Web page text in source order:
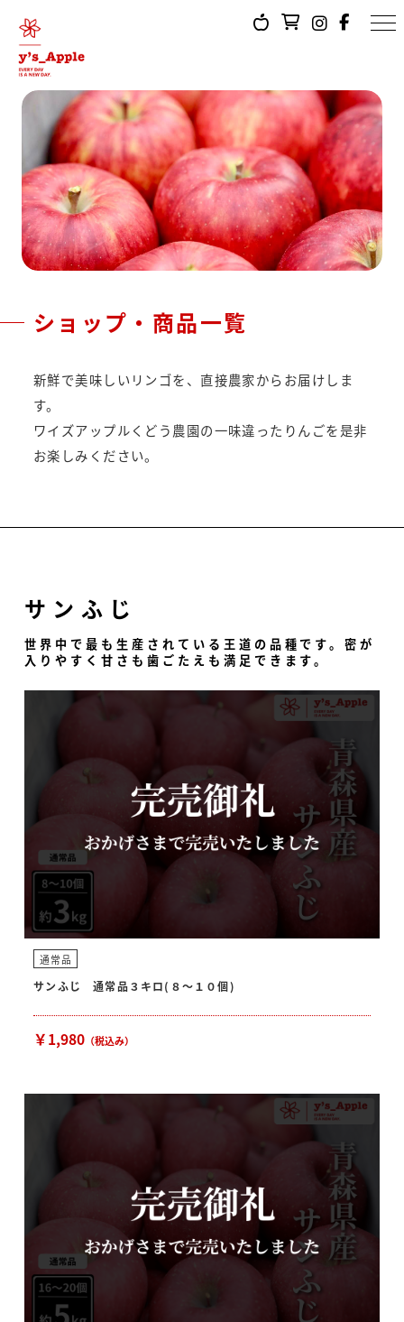
ショップ・商品一覧
新鮮で美味しいリンゴを、直接農家からお届けしま
す。
ワイズアップルくどう農園の一味違ったりんごを是非
お楽しみください。
サンふじ
世界中で最も生産されている王道の品種です。密が
入りやすく甘さも歯ごたえも満足できます。
通常品
サンふじ 通常品３キロ(８〜１０個)
￥1,980 （税込み）